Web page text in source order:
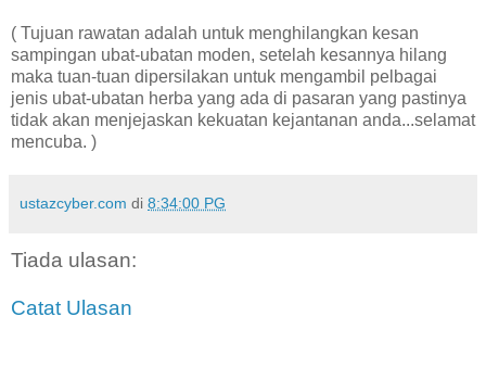
( Tujuan rawatan adalah untuk menghilangkan kesan
sampingan ubat-ubatan moden, setelah kesannya hilang
maka tuan-tuan dipersilakan untuk mengambil pelbagai
jenis ubat-ubatan herba yang ada di pasaran yang pastinya
tidak akan menjejaskan kekuatan kejantanan anda...selamat
mencuba. )
ustazcyber.com di 8:34:00 PG
Tiada ulasan:
Catat Ulasan